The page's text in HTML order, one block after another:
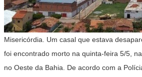
Misericórdia. Um casal que estava
foi encontrado morto na quinta-feira 5/5,
no Oeste da Bahia. De acordo com a